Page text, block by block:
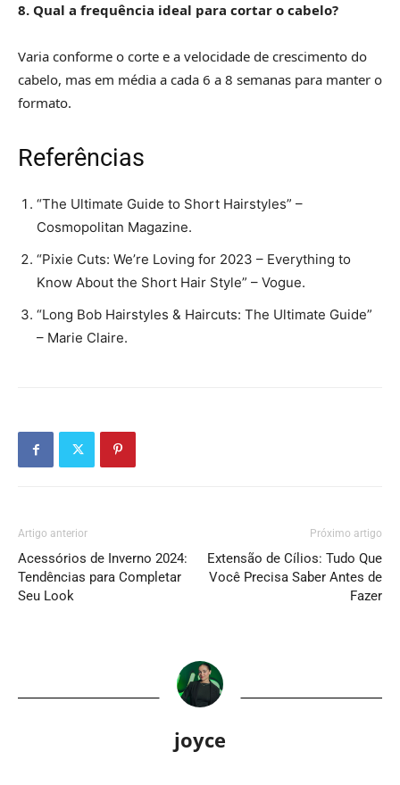
8. Qual a frequência ideal para cortar o cabelo?
Varia conforme o corte e a velocidade de crescimento do
cabelo, mas em média a cada 6 a 8 semanas para manter o
formato.
Referências
“The Ultimate Guide to Short Hairstyles” –
Cosmopolitan Magazine.
“Pixie Cuts: We’re Loving for 2023 – Everything to
Know About the Short Hair Style” – Vogue.
“Long Bob Hairstyles & Haircuts: The Ultimate Guide”
– Marie Claire.
Artigo anterior
Acessórios de Inverno 2024:
Tendências para Completar
Seu Look
Próximo artigo
Extensão de Cílios: Tudo Que
Você Precisa Saber Antes de
Fazer
joyce